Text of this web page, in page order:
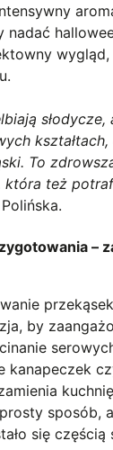
nadać
To
która też
–
by
kanapeczek
sposób,
się częścią